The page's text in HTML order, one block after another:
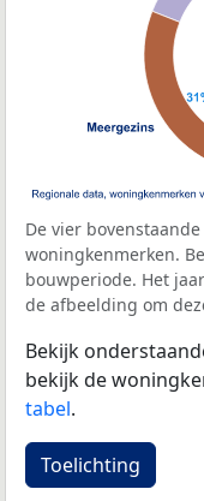
De vier
woningkenmerken.
bouwperiode. Het
de afbeelding om
Bekijk
bekijk de
tabel.
Toelichting